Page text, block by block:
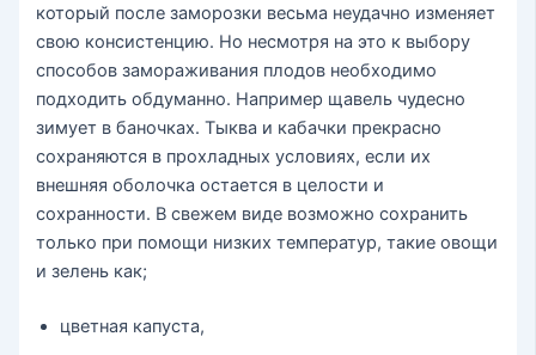
который после заморозки весьма неудачно изменяет
свою консистенцию. Но несмотря на это к выбору
способов замораживания плодов необходимо
подходить обдуманно. Например щавель чудесно
зимует в баночках. Тыква и кабачки прекрасно
сохраняются в прохладных условиях, если их
внешняя оболочка остается в целости и
сохранности. В свежем виде возможно сохранить
только при помощи низких температур, такие овощи
и зелень как;
цветная капуста,